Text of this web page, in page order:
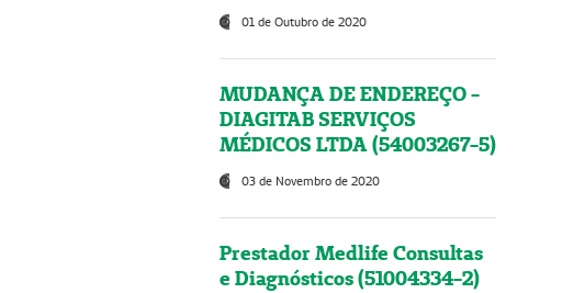
01 de Outubro de 2020
MUDANÇA DE ENDEREÇO -
DIAGITAB SERVIÇOS
MÉDICOS LTDA (54003267-5)
03 de Novembro de 2020
Prestador Medlife Consultas
e Diagnósticos (51004334-2)